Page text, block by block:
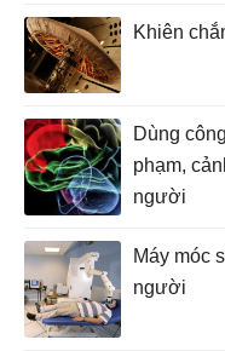
Khiên
Dùng
phạm,
người
Máy móc
người